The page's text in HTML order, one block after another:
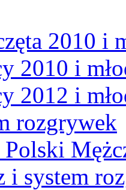
2010 i
2010 i
2012 i
rozgrywek
Polski
i system